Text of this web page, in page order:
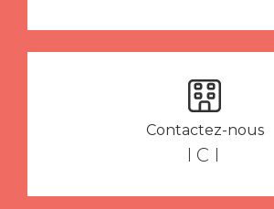
Contactez-nous
ICI